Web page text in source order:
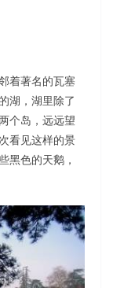
着著名的瓦塞
湖，湖里除了
个岛，远远望
看见这样的景
黑色的天鹅，